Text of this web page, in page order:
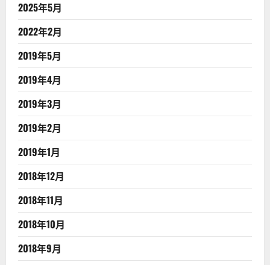
2025年5月
2022年2月
2019年5月
2019年4月
2019年3月
2019年2月
2019年1月
2018年12月
2018年11月
2018年10月
2018年9月